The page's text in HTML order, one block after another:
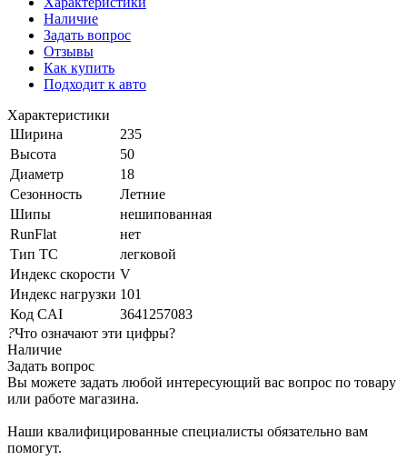
Наличие
Задать вопрос
Отзывы
Как купить
Подходит к авто
Характеристики
Ширина
235
Высота
50
Диаметр
18
Сезонность
Летние
Шипы
нешипованная
RunFlat
нет
Тип ТС
легковой
Индекс скорости V
Индекс нагрузки 101
Код CAI
3641257083
?Что означают эти цифры?
Наличие
Задать вопрос
Вы можете задать любой интересующий вас вопрос по товару
или работе магазина.
Наши квалифицированные специалисты обязательно вам
помогут.